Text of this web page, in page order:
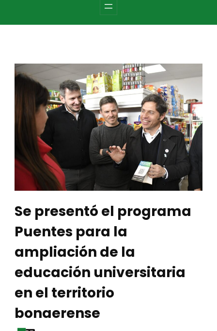
Se presentó el programa
Puentes para la
ampliación de la
educación universitaria
en el territorio
bonaerense